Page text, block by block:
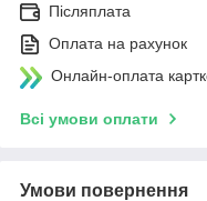
Післяплата
Оплата на рахунок
Онлайн-оплата
Всі умови оплати
Умови повернення